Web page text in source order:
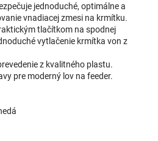
jednoduché, optimálne a
vnadiacej zmesi na krmítku.
tlačítkom na spodnej
vytlačenie krmítka von z
z kvalitného plastu.
pre moderný lov na feeder.